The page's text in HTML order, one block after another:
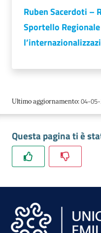
Ruben Sacerdoti –
Sportello
Ultimo aggiornamento:04-
Questa pagina ti è